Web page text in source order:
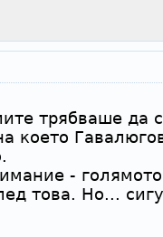
трябваше да
което
-
това. Но...